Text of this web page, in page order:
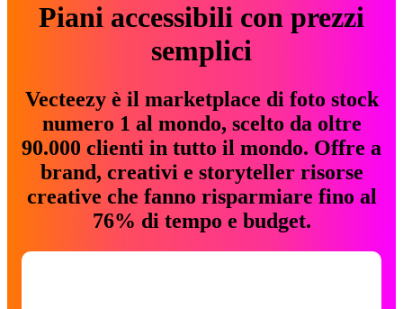
Piani accessibili con prezzi
semplici
Vecteezy è il marketplace di foto stock
numero 1 al mondo, scelto da oltre
90.000 clienti in tutto il mondo. Offre a
brand, creativi e storyteller risorse
creative che fanno risparmiare fino al
76% di tempo e budget.